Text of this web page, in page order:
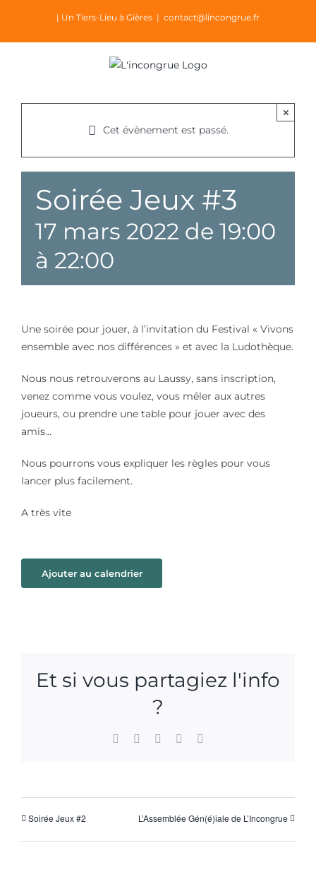
contenu
| Un Tiers-Lieu à Gières | contact@lincongrue.fr
Cet évènement est passé.
×
Soirée Jeux #3
17 mars 2022 de 19:00
à 22:00
Une soirée pour jouer, à l’invitation du Festival « Vivons
ensemble avec nos différences » et avec la Ludothèque.
Nous nous retrouverons au Laussy, sans inscription,
venez comme vous voulez, vous mêler aux autres
joueurs, ou prendre une table pour jouer avec des
amis…
Nous pourrons vous expliquer les règles pour vous
lancer plus facilement.
A très vite
Ajouter au calendrier
Et si vous partagiez l'info
?
Facebook WhatsApp
Pinterest
Soirée Jeux #2 L’Assemblée Gén(é)iale de L’Incongrue